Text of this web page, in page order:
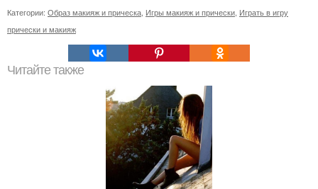
Категории: Образ макияж и прическа Игры макияж и прически Играть в игру
прически и макияж
Читайте также